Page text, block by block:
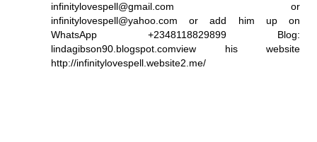
infinitylovespell@gmail.com or
infinitylovespell@yahoo.com or add him up on
WhatsApp +2348118829899 Blog:
lindagibson90.blogspot.comview his website
http://infinitylovespell.website2.me/